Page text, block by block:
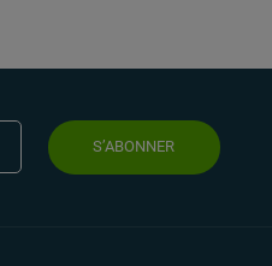
S’ABONNER